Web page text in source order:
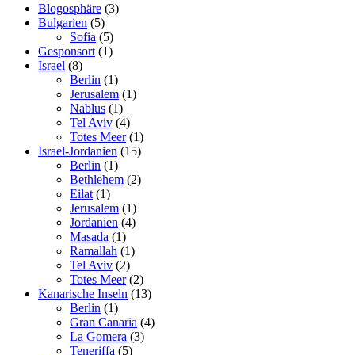
Blogosphäre (3)
Bulgarien (5)
Sofia (5)
Gesponsort (1)
Israel (8)
Berlin (1)
Jerusalem (1)
Nablus (1)
Tel Aviv (4)
Totes Meer(1)
Israel-Jordanien (15)
Berlin (1)
Bethlehem (2)
Eilat (1)
Jerusalem (1)
Jordanien (4)
Masada (1)
Ramallah (1)
Tel Aviv (2)
Totes Meer(2)
Kanarische Inseln (13)
Berlin (1)
Gran Canaria (4)
La Gomera (3)
Teneriffa (5)